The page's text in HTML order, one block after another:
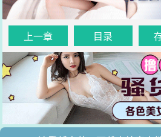
上一章 目录